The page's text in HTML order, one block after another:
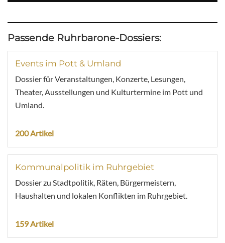
Passende Ruhrbarone-Dossiers:
Events im Pott & Umland
Dossier für Veranstaltungen, Konzerte, Lesungen,
Theater, Ausstellungen und Kulturtermine im Pott und
Umland.
200 Artikel
Kommunalpolitik im Ruhrgebiet
Dossier zu Stadtpolitik, Räten, Bürgermeistern,
Haushalten und lokalen Konflikten im Ruhrgebiet.
159 Artikel